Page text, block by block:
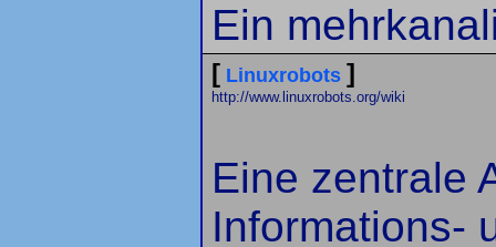
Ein
[ Linuxrobots ]
http://www.linuxrobots.org/wiki
Eine zentrale
Informations-